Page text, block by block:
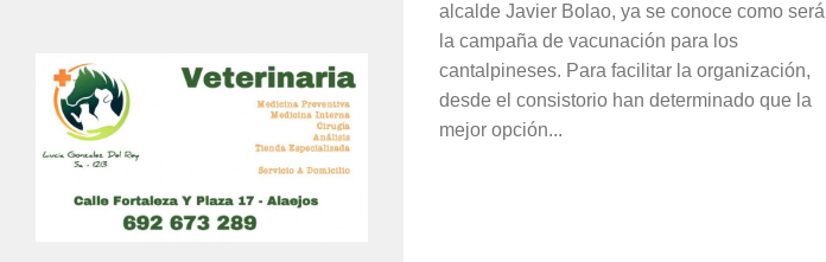
alcalde Javier Bolao, ya se conoce como será
la campaña de vacunación para los
cantalpineses. Para facilitar la organización,
desde el consistorio han determinado que la
mejor opción...